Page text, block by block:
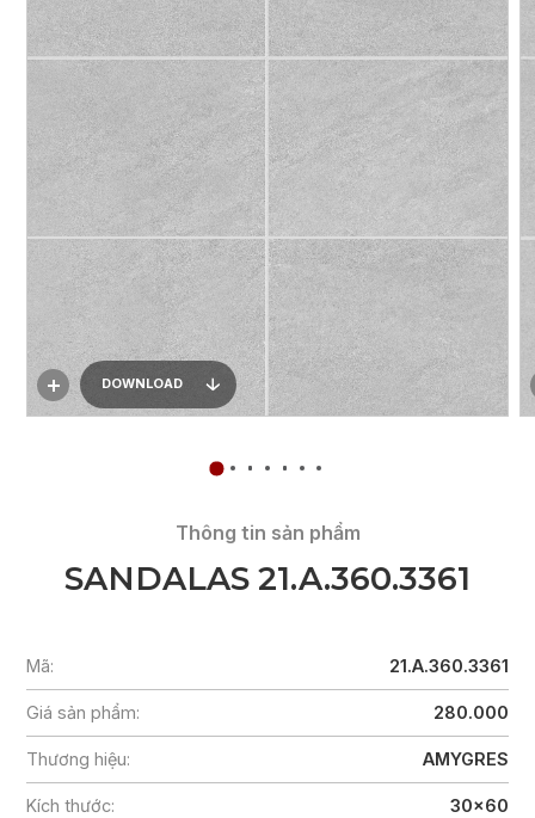
DOWNLOAD
Thông tin sản phẩm
SANDALAS 21.A.360.3361
Mã: 21.A.360.3361
Giá sản phẩm: 280.000
Thương hiệu: AMYGRES
Kích thước: 30x60